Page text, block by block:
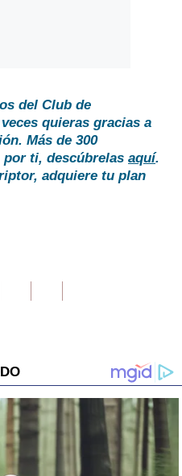
del Club de
quieras gracias a
Más de 300
por ti, descúbrelas aquí.
adquiere tu plan